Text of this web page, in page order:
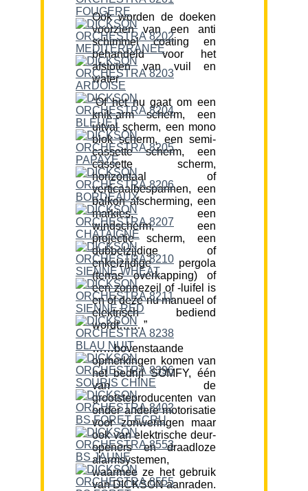
Ook worden de doeken
voorzien van een anti
schimmel coating en
behandeld voor het
afstoten van vuil en
water.
“Of het nu gaat om een
knik-arm scherm, een
uitval scherm, een mono
blok scherm, een semi-
cassette scherm, een
cassette scherm,
horizontaal of
verticaalbespannen, een
balkon afscherming, een
markies, een
windscherm, een
projectie scherm, een
dubbelzijdige of
enkelzijdige pergola
(terras overkapping) of
een zonnezeil of -luifel is
en of deze nu manueel of
elektrisch bediend
wordt…….”
……bovenstaande
opmerkingen komen van
het bedrijf SOMFY, één
van de
grootsteproducenten van
onder andere motorisatie
voor zonweringen maar
ook van elektrische deur-
openers en draadloze
alarmsystemen,
waarmee ze het gebruik
van DICKSON aanraden.